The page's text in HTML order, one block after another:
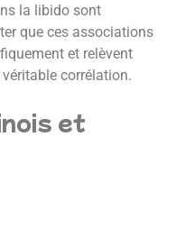
la libido sont
que ces associations
et relèvent
corrélation.
et